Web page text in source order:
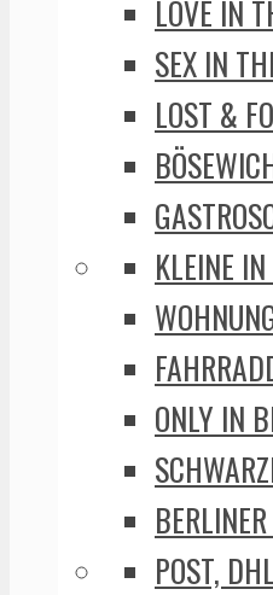
LOVE IN
SEX IN
LOST &
KLEINE IN
ONLY IN
POST,